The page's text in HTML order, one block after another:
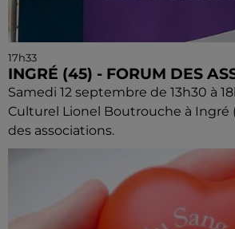
17h33
INGRÉ (45) - FORUM DES
Samedi 12 septembre de 13h30 à
Culturel Lionel Boutrouche à Ingré
des associations.